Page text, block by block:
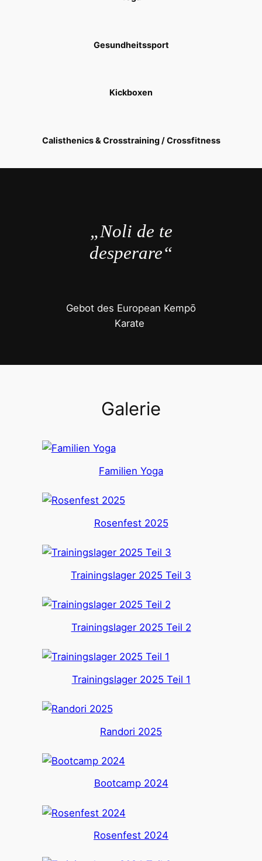
Gesundheitssport
Kickboxen
Calisthenics & Crosstraining / Crossfitness
„Noli de te
desperare“
Gebot des European Kempō
Karate
Galerie
Familien Yoga
Rosenfest 2025
Trainingslager 2025 Teil 3
Trainingslager 2025 Teil 2
Trainingslager 2025 Teil 1
Randori 2025
Bootcamp 2024
Rosenfest 2024